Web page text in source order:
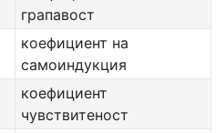
грапавост
коефициент на
самоиндукция
коефициент
чувствитеност